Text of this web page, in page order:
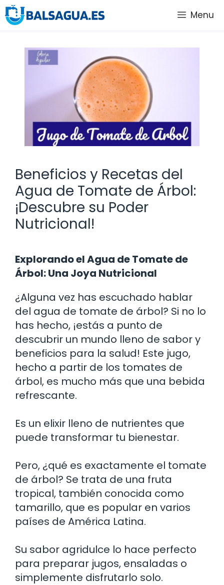
Saltar
al
Menu
Beneficios y Recetas del
Agua de Tomate de Árbol:
¡Descubre su Poder
Nutricional!
Explorando el Agua de Tomate de
Árbol: Una Joya Nutricional
¿Alguna vez has escuchado hablar
del agua de tomate de árbol? Si no lo
has hecho, ¡estás a punto de
descubrir un mundo lleno de sabor y
beneficios para la salud! Este jugo,
hecho a partir de los tomates de
árbol, es mucho más que una bebida
refrescante.
Es un elixir lleno de nutrientes que
puede transformar tu bienestar.
Pero, ¿qué es exactamente el tomate
de árbol? Se trata de una fruta
tropical, también conocida como
tamarillo, que es popular en varios
países de América Latina.
Su sabor agridulce lo hace perfecto
para preparar jugos, ensaladas o
simplemente disfrutarlo solo.